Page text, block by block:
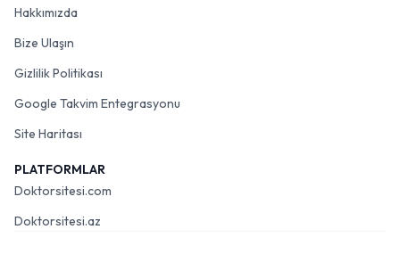
Hakkımızda
Bize Ulaşın
Gizlilik Politikası
Google Takvim Entegrasyonu
Site Haritası
PLATFORMLAR
Doktorsitesi.com
Doktorsitesi.az